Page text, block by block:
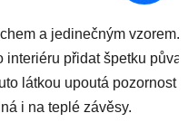
a jedinečným vzorem.
interiéru přidat špetku
látkou upoutá pozornost
i na teplé závěsy.